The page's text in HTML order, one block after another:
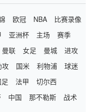
欧冠 NBA
比赛录像
亚洲杯 主场
赛季
曼联 女足 曼城
进攻
攻 国米 利物浦
球迷
法甲
切尔西
中国 那不勒斯
战术